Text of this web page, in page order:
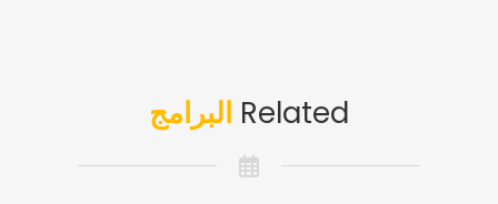
Related البرامج